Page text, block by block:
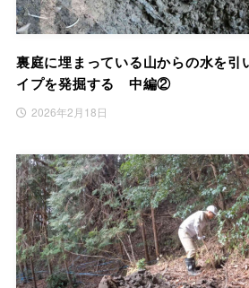
裏庭に埋まっている山からの水を引
イプを発掘する 中編②
2026年2月18日